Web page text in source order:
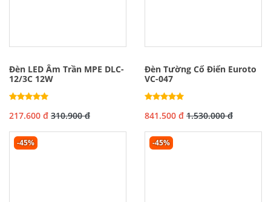
Đèn LED Âm Trần MPE DLC-
12/3C 12W
217.600 đ 310.900 đ
Đèn Tường Cổ Điển Euroto
VC-047
841.500 đ 1.530.000 đ
-45% -45%